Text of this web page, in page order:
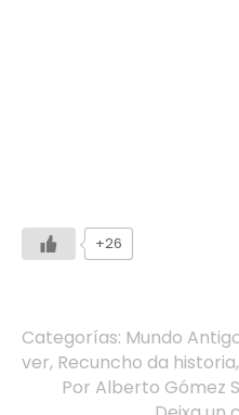
+26
Categorías: Mundo
ver, Recuncho da historia,
Por Alberto Gómez